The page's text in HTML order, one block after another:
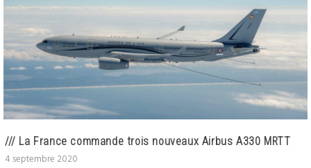
/// La France commande trois nouveaux Airbus A330 MRTT
4 septembre 2020